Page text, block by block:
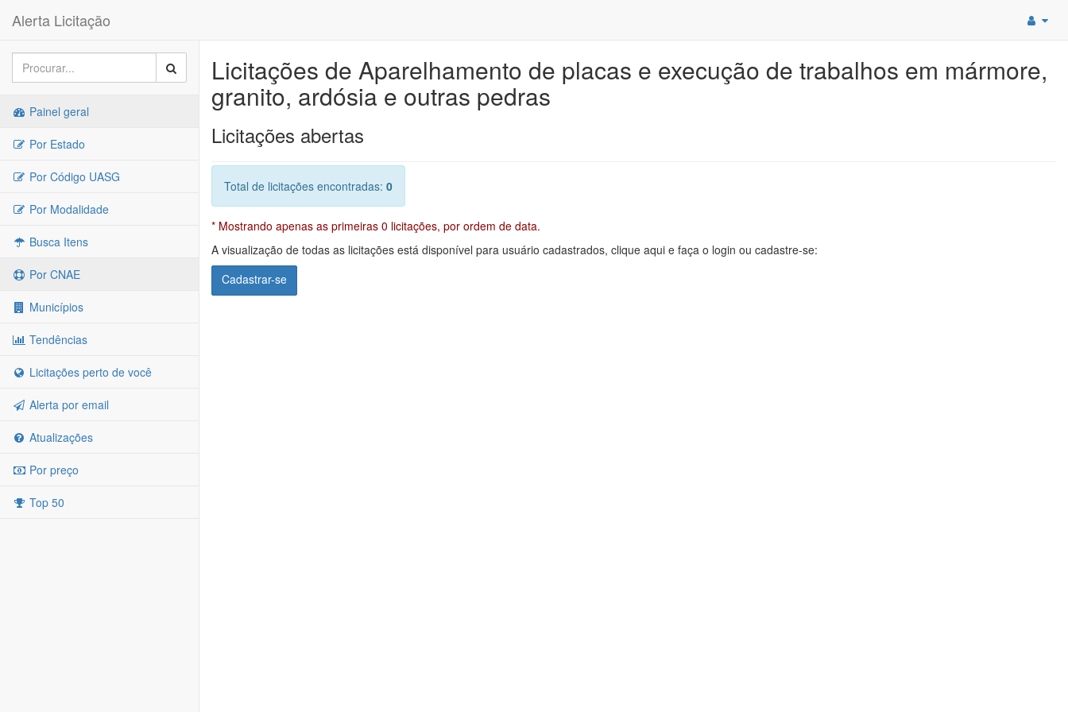
Alerta Licitação
Painel geral
Por Estado
Por Código UASG
Por Modalidade
Busca Itens
Por CNAE
Municípios
Tendências
Licitações perto de você
Alerta por email
Atualizações
Por preço
Top 50
Licitações de Aparelhamento de placas e execução de trabalhos em mármore,
granito, ardósia e outras pedras
Licitações abertas
Total de licitações encontradas: 0
* Mostrando apenas as primeiras 0 licitações, por ordem de data.
A visualização de todas as licitações está disponível para usuário cadastrados, clique aqui e faça o login ou cadastre-se:
Cadastrar-se